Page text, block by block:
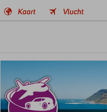
Kaart Vlucht